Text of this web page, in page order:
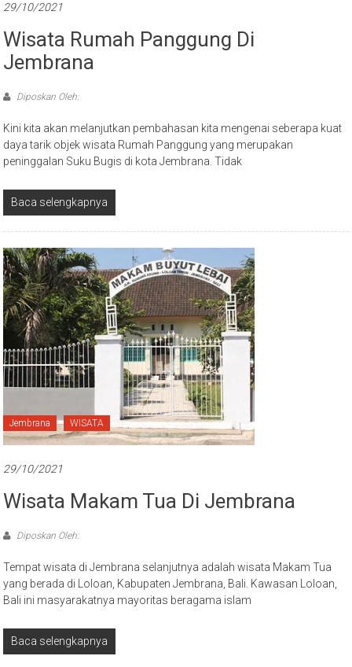
29/10/2021
Wisata Rumah Panggung Di
Jembrana
Diposkan Oleh:
Kini kita akan melanjutkan pembahasan kita mengenai seberapa kuat
daya tarik objek wisata Rumah Panggung yang merupakan
peninggalan Suku Bugis di kota Jembrana. Tidak
Baca selengkapnya
Jembrana WISATA
29/10/2021
Wisata Makam Tua Di Jembrana
Diposkan Oleh:
Tempat wisata di Jembrana selanjutnya adalah wisata Makam Tua
yang berada di Loloan, Kabupaten Jembrana, Bali. Kawasan Loloan,
Bali ini masyarakatnya mayoritas beragama islam
Baca selengkapnya